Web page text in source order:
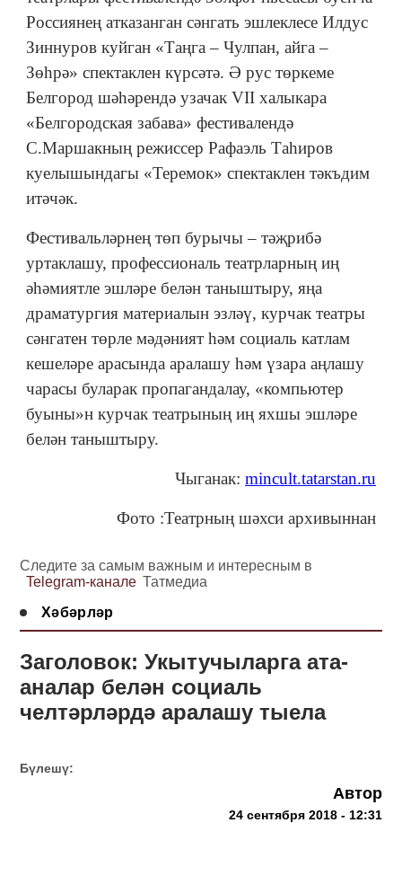
Россиянең атказанган сәнгать эшлеклесе Илдус
Зиннуров куйган «Таңга – Чулпан, айга –
Зөһрә» спектаклен күрсәтә. Ә рус төркеме
Белгород шәһәрендә узачак VII халыкара
«Белгородская забава» фестивалендә
С.Маршакның режиссер Рафаэль Таһиров
куелышындагы «Теремок» спектаклен тәкъдим
итәчәк.
Фестивальләрнең төп бурычы – тәҗрибә
уртаклашу, профессиональ театрларның иң
әһәмиятле эшләре белән таныштыру, яңа
драматургия материалын эзләү, курчак театры
сәнгатен төрле мәдәният һәм социаль катлам
кешеләре арасында аралашу һәм үзара аңлашу
чарасы буларак пропагандалау, «компьютер
буыны»н курчак театрының иң яхшы эшләре
белән таныштыру.
Чыганак: mincult.tatarstan.ru
Фото :Театрның шәхси архивыннан
Следите за самым важным и интересным в
Telegram-канале Татмедиа
Хәбәрләр
Заголовок: Укытучыларга ата-
аналар белән социаль
челтәрләрдә аралашу тыела
Бүлешү:
Автор
24 сентября 2018 - 12:31